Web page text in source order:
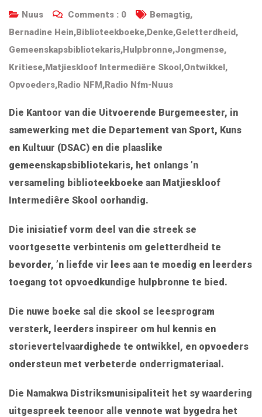
Nuus Comments : 0 Bemagtig,
Bernadine Hein,Biblioteekboeke,Denke,Geletterdheid,
Gemeenskapsbibliotekaris,Hulpbronne,Jongmense,
Kritiese,Matjieskloof Intermediêre Skool,Ontwikkel,
Opvoeders,Radio NFM,Radio Nfm-Nuus
Die Kantoor van die Uitvoerende Burgemeester, in
samewerking met die Departement van Sport, Kuns
en Kultuur (DSAC) en die plaaslike
gemeenskapsbibliotekaris, het onlangs ’n
versameling biblioteekboeke aan Matjieskloof
Intermediêre Skool oorhandig.
Die inisiatief vorm deel van die streek se
voortgesette verbintenis om geletterdheid te
bevorder, ’n liefde vir lees aan te moedig en leerders
toegang tot opvoedkundige hulpbronne te bied.
Die nuwe boeke sal die skool se leesprogram
versterk, leerders inspireer om hul kennis en
storievertelvaardighede te ontwikkel, en opvoeders
ondersteun met verbeterde onderrigmateriaal.
Die Namakwa Distriksmunisipaliteit het sy waardering
uitgespreek teenoor alle vennote wat bygedra het